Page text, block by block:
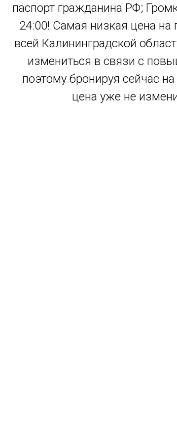
паспорт гражданина РФ;
24:00! Самая низкая цена на
всей Калининградской
измениться в связи с
поэтому бронируя сейчас
цена уже не